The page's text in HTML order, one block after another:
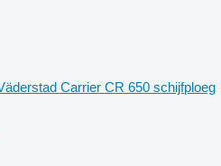
Carrier CR 650 schijfploeg